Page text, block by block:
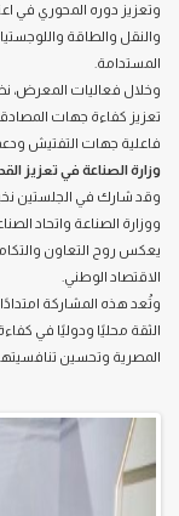
وتعزيز دوره المحوري في
والنقل والطاقة
المستدامة.
وخلال فعاليات المعرض،
تعزيز كفاءة جهات
فاعلية جهات التفتيش
وزارة الصناعة في تعزيز
وقد شارك في الجلستين
ووزارة الصناعة واتحاد
يعكس روح التعاون
الاقتصاد الوطني.
وتُعد هذه المشاركة
الثقة محليًا ودوليًا في
المصرية وتحسين تنافسيتها